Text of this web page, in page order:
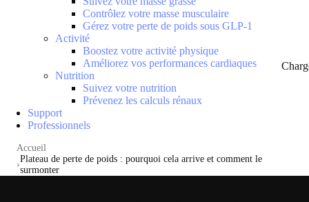
Contrôlez votre masse musculaire
Gérez votre perte de poids sous GLP-1
Activité
Boostez votre activité physique
Améliorez vos performances cardiaques
Nutrition
Suivez votre nutrition
Prévenez les calculs rénaux
Support
Professionnels
Accueil
Plateau de perte de poids : pourquoi cela arrive et comment le
surmonter